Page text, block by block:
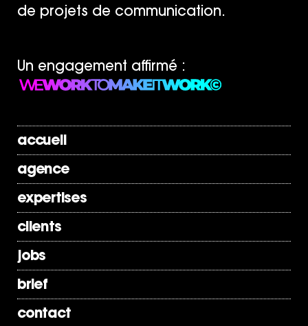
de projets de communication.
Un engagement affirmé :
accueil
agence
expertises
clients
jobs
brief
contact